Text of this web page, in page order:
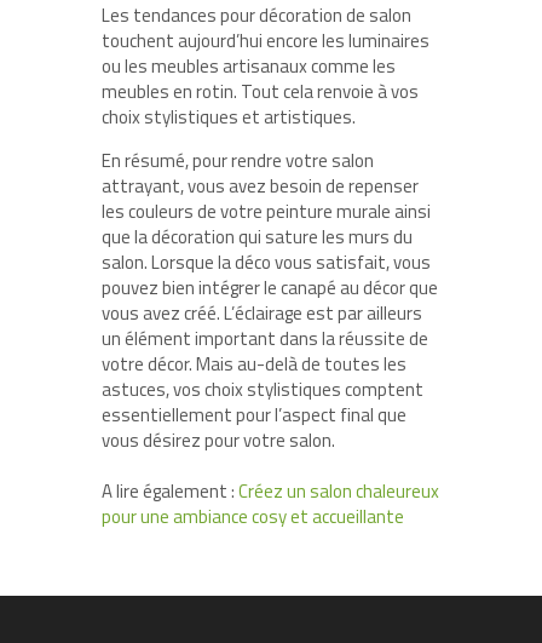
Les tendances pour décoration de salon
touchent aujourd’hui encore les luminaires
ou les meubles artisanaux comme les
meubles en rotin. Tout cela renvoie à vos
choix stylistiques et artistiques.
En résumé, pour rendre votre salon
attrayant, vous avez besoin de repenser
les couleurs de votre peinture murale ainsi
que la décoration qui sature les murs du
salon. Lorsque la déco vous satisfait, vous
pouvez bien intégrer le canapé au décor que
vous avez créé. L’éclairage est par ailleurs
un élément important dans la réussite de
votre décor. Mais au-delà de toutes les
astuces, vos choix stylistiques comptent
essentiellement pour l’aspect final que
vous désirez pour votre salon.
A lire également :Créez un salon chaleureux
pour une ambiance cosy et accueillante